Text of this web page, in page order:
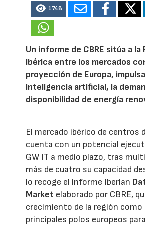
1748
Un informe de CBRE sitúa a la
Ibérica entre los mercados
proyección de Europa,
inteligencia artificial, la
disponibilidad de energía
El mercado ibérico de centros
cuenta con un potencial
GW IT a medio plazo, tras
más de cuatro su capacidad
lo recoge el informe Iberian
Market elaborado por CBRE,
crecimiento de la región como
principales polos europeos